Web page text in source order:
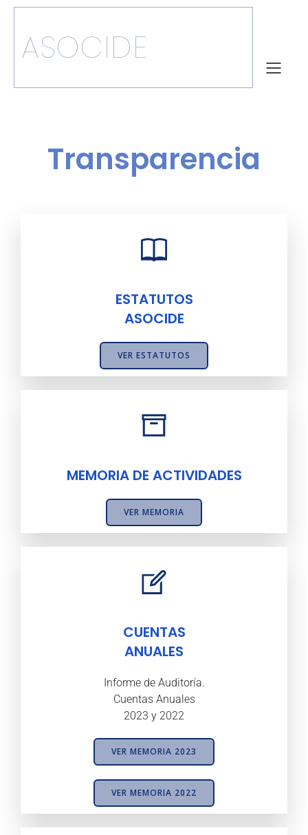
ASOCIDE
Transparencia
ESTATUTOS
ASOCIDE
VER ESTATUTOS
MEMORIA DE ACTIVIDADES
VER MEMORIA
CUENTAS
ANUALES
Informe de Auditoría.
Cuentas Anuales
2023 y 2022
VER MEMORIA 2023
VER MEMORIA 2022